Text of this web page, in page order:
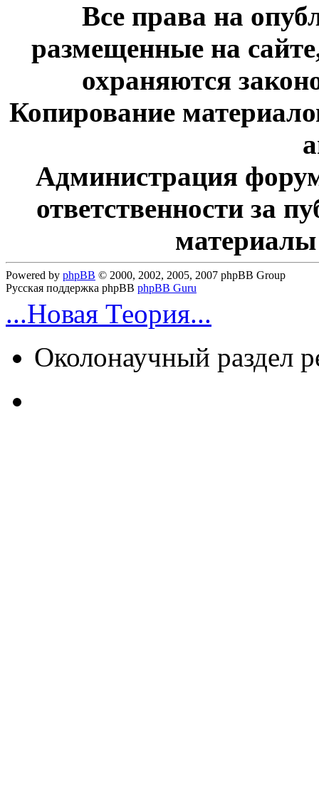
Все права на
размещенные на
охраняются
Копирование
Администрация
ответственности за
Powered by phpBB © 2000, 2002, 2005, 2007 phpBB Group
Русская поддержка phpBB phpBB Guru
...Новая Теория...
Околонаучный раздел